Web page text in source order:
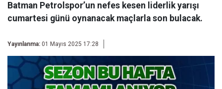
Batman Petrolspor’un nefes kesen liderlik yarışı
cumartesi günü oynanacak maçlarla son bulacak.
Yayınlanma: 01 Mayıs 2025 17:28